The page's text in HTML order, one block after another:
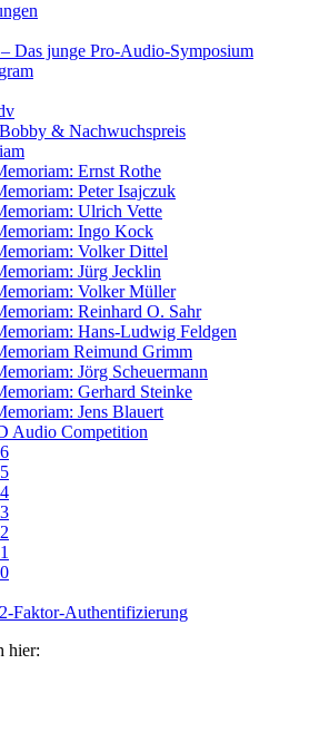
Das junge Pro-Audio-Symposium
& Nachwuchspreis
Ernst Rothe
Peter Isajczuk
Ulrich Vette
Ingo Kock
Volker Dittel
Jürg Jecklin
Volker Müller
Reinhard O. Sahr
Hans-Ludwig Feldgen
Reimund Grimm
Jörg Scheuermann
Gerhard Steinke
Jens Blauert
Audio Competition
Faktor-Authentifizierung
hier: